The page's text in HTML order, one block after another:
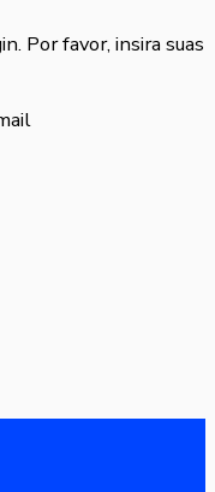
Por favor, insira suas